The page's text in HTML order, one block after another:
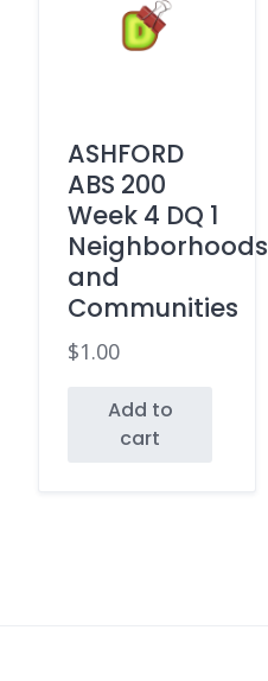
ASHFORD
ABS 200
Week 4 DQ 1
Neighborhoods
and
Communities
$1.00
Add to
cart